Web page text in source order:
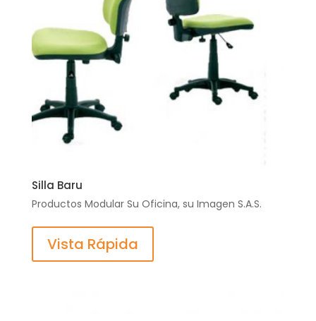
Silla Baru
Productos Modular Su Oficina, su Imagen S.A.S.
Vista Rápida